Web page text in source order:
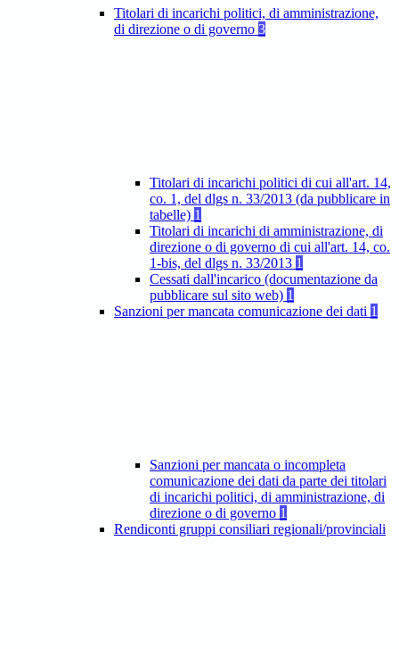
Titolari di incarichi politici, di amministrazione,
di direzione o di governo 3
Titolari di incarichi politici di cui all'art. 14,
co. 1, del dlgs n. 33/2013 (da pubblicare in
tabelle) 1
Titolari di incarichi di amministrazione, di
direzione o di governo di cui all'art. 14, co.
1-bis, del dlgs n. 33/2013 1
Cessati dall'incarico (documentazione da
pubblicare sul sito web) 1
Sanzioni per mancata comunicazione dei dati 1
Sanzioni per mancata o incompleta
comunicazione dei dati da parte dei titolari
di incarichi politici, di amministrazione, di
direzione o di governo 1
Rendiconti gruppi consiliari regionali/provinciali